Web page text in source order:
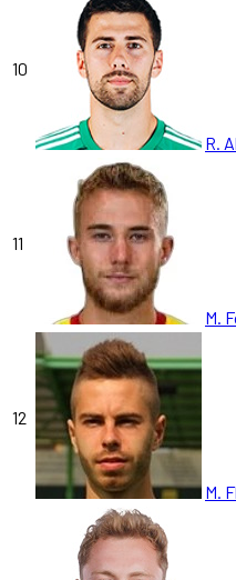
10
R.
11
M.
12
M.